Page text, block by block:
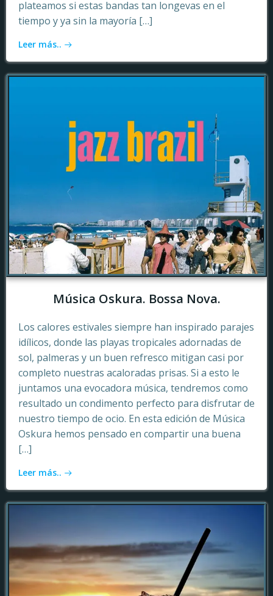
plateamos si estas bandas tan longevas en el
tiempo y ya sin la mayoría […]
Leer más..
Música Oskura. Bossa Nova.
Los calores estivales siempre han inspirado parajes
idílicos, donde las playas tropicales adornadas de
sol, palmeras y un buen refresco mitigan casi por
completo nuestras acaloradas prisas. Si a esto le
juntamos una evocadora música, tendremos como
resultado un condimento perfecto para disfrutar de
nuestro tiempo de ocio. En esta edición de Música
Oskura hemos pensado en compartir una buena
[…]
Leer más..